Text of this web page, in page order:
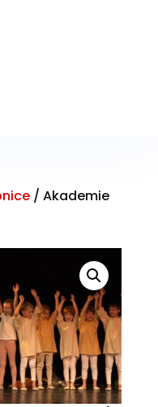
/ Akademie